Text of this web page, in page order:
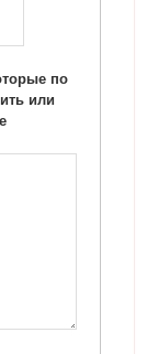
по
или